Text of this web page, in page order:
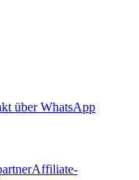
über WhatsApp
Affiliate-